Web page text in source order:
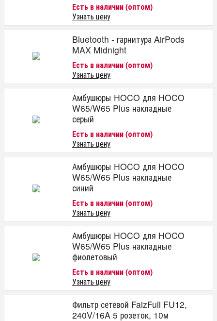
Есть в наличии (оптом)
Узнать цену
Bluetooth - гарнитура AirPods
MAX Midnight
Есть в наличии (оптом)
Узнать цену
Амбушюры HOCO для HOCO
W65/W65 Plus накладные
серый
Есть в наличии (оптом)
Узнать цену
Амбушюры HOCO для HOCO
W65/W65 Plus накладные
синий
Есть в наличии (оптом)
Узнать цену
Амбушюры HOCO для HOCO
W65/W65 Plus накладные
фиолетовый
Есть в наличии (оптом)
Узнать цену
Фильтр сетевой FaizFull FU12,
240V/16A 5 розеток, 10м